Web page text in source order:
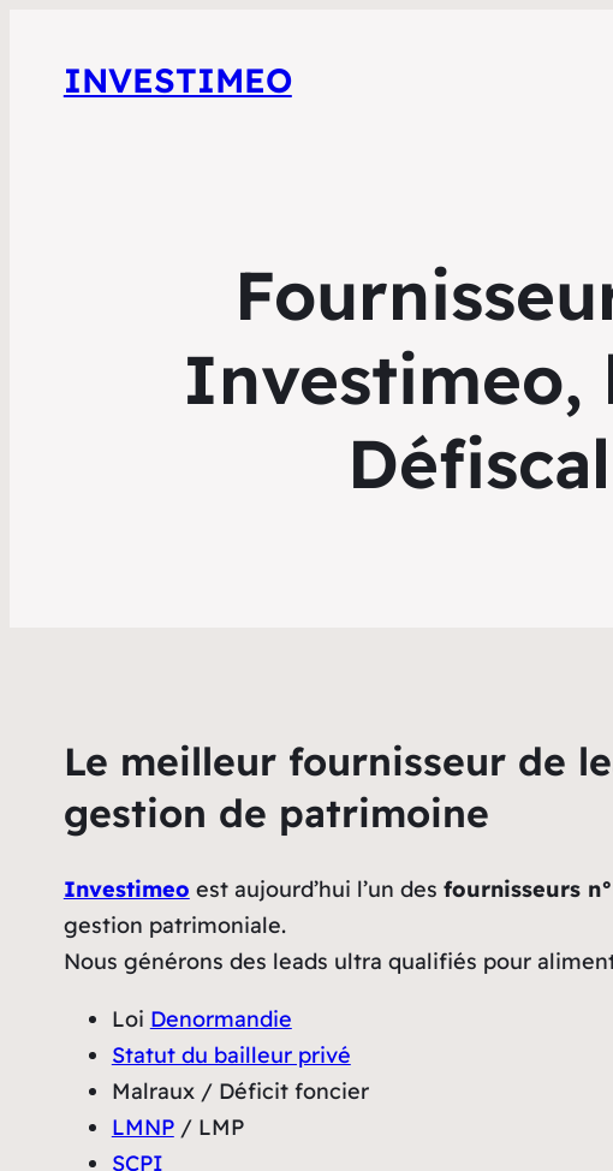
INVESTIMEO
Investimeo,
Le meilleur fournisseur de
gestion de patrimoine
Investimeo est aujourd’hui l’un des fournisseurs
gestion patrimoniale.
Nous générons des leads ultra qualifiés pour
Loi Denormandie
Statut du bailleur privé
Malraux / Déficit foncier
LMNP/ LMP
SCPI